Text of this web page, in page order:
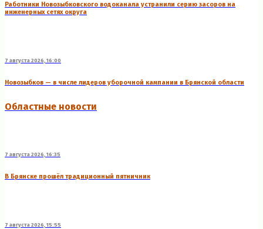
Работники Новозыбковского водоканала устранили серию засоров на
инженерных сетях округа
7 августа 2026, 16:00
Новозыбков — в числе лидеров уборочной кампании в Брянской области
Областные новости
7 августа 2026, 16:35
В Брянске прошёл традиционный пятничник
7 августа 2026, 15:55